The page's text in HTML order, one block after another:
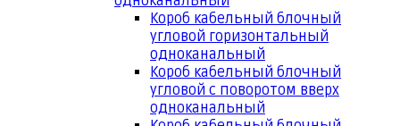
Короб кабельный блочный
угловой горизонтальный
одноканальный
Короб кабельный блочный
угловой с поворотом вверх
одноканальный